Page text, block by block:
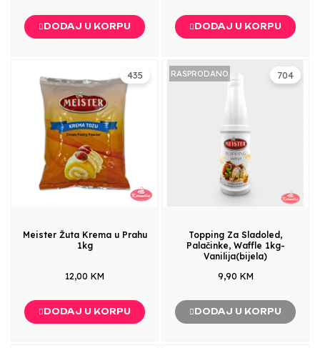
DODAJ U KORPU DODAJ U KORPU
435
Meister Žuta Krema u Prahu
1kg
12,00 KM
DODAJ U KORPU
704
RASPRODANO
Topping Za Sladoled,
Palačinke, Waffle 1kg-
Vanilija(bijela)
9,90 KM
DODAJ U KORPU